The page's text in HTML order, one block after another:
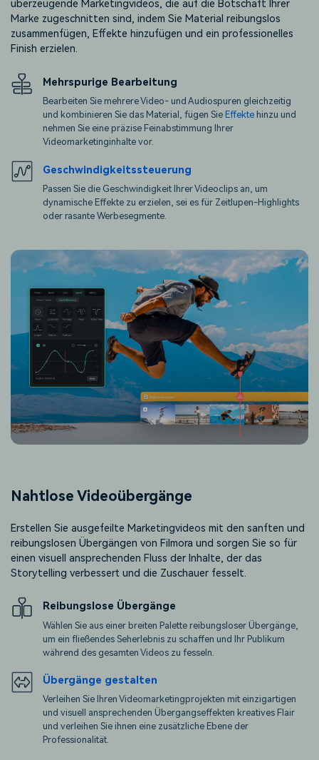
überzeugende Marketingvideos, die auf die Botschaft Ihrer
Marke zugeschnitten sind, indem Sie Material reibungslos
zusammenfügen, Effekte hinzufügen und ein professionelles
Finish erzielen.
Mehrspurige Bearbeitung
Bearbeiten Sie mehrere Video- und Audiospuren gleichzeitig
und kombinieren Sie das Material, fügen Sie Effektehinzu und
nehmen Sie eine präzise Feinabstimmung Ihrer
Videomarketinginhalte vor.
Geschwindigkeitssteuerung
Passen Sie die Geschwindigkeit Ihrer Videoclips an, um
dynamische Effekte zu erzielen, sei es für Zeitlupen-Highlights
oder rasante Werbesegmente.
Nahtlose Videoübergänge
Erstellen Sie ausgefeilte Marketingvideos mit den sanften und
reibungslosen Übergängen von Filmora und sorgen Sie so für
einen visuell ansprechenden Fluss der Inhalte, der das
Storytelling verbessert und die Zuschauer fesselt.
Reibungslose Übergänge
Wählen Sie aus einer breiten Palette reibungsloser Übergänge,
um ein fließendes Seherlebnis zu schaffen und Ihr Publikum
während des gesamten Videos zu fesseln.
Übergänge gestalten
Verleihen Sie Ihren Videomarketingprojekten mit einzigartigen
und visuell ansprechenden Übergangseffekten kreatives Flair
und verleihen Sie ihnen eine zusätzliche Ebene der
Professionalität.